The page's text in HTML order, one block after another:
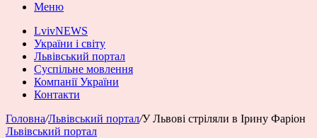
Меню
LvivNEWS
України і світу
Львівський портал
Суспільне мовлення
Компанії України
Контакти
Головна/Львівський портал/У Львові стріляли в Ірину Фаріон
Львівський портал